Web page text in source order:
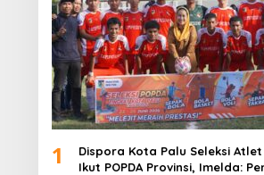
1
Dispora Kota Palu Seleksi
Ikut POPDA Provinsi, Imelda: